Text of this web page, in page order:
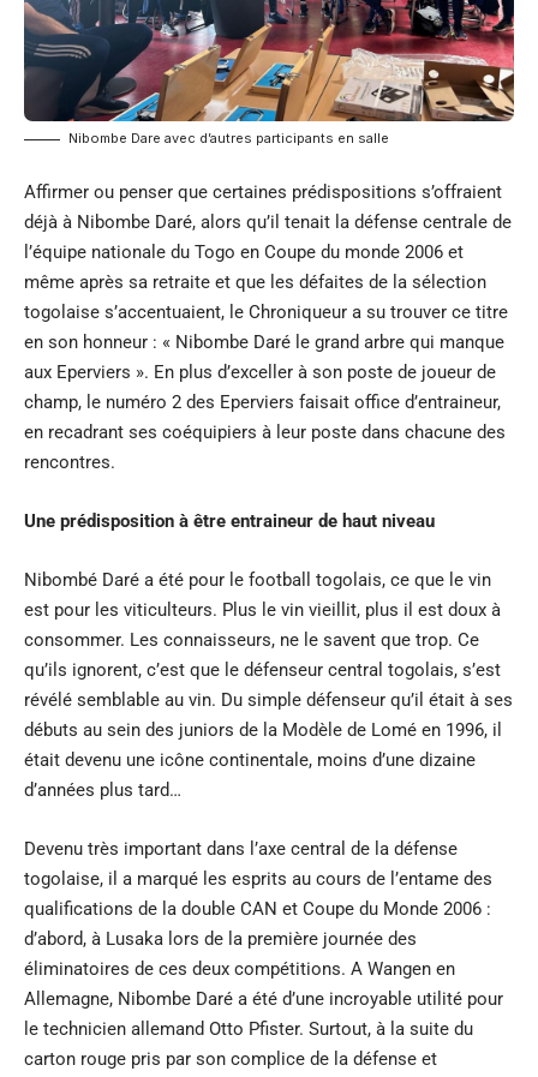
Nibombe Dare avec d’autres participants en salle
Affirmer ou penser que certaines prédispositions s’offraient
déjà à Nibombe Daré, alors qu’il tenait la défense centrale de
l’équipe nationale du Togo en Coupe du monde 2006 et
même après sa retraite et que les défaites de la sélection
togolaise s’accentuaient, le Chroniqueur a su trouver ce titre
en son honneur : « Nibombe Daré le grand arbre qui manque
aux Eperviers ». En plus d’exceller à son poste de joueur de
champ, le numéro 2 des Eperviers faisait office d’entraineur,
en recadrant ses coéquipiers à leur poste dans chacune des
rencontres.
Une prédisposition à être entraineur de haut niveau
Nibombé Daré a été pour le football togolais, ce que le vin
est pour les viticulteurs. Plus le vin vieillit, plus il est doux à
consommer. Les connaisseurs, ne le savent que trop. Ce
qu’ils ignorent, c’est que le défenseur central togolais, s’est
révélé semblable au vin. Du simple défenseur qu’il était à ses
débuts au sein des juniors de la Modèle de Lomé en 1996, il
était devenu une icône continentale, moins d’une dizaine
d’années plus tard…
Devenu très important dans l’axe central de la défense
togolaise, il a marqué les esprits au cours de l’entame des
qualifications de la double CAN et Coupe du Monde 2006 :
d’abord, à Lusaka lors de la première journée des
éliminatoires de ces deux compétitions. A Wangen en
Allemagne, Nibombe Daré a été d’une incroyable utilité pour
le technicien allemand Otto Pfister. Surtout, à la suite du
carton rouge pris par son complice de la défense et